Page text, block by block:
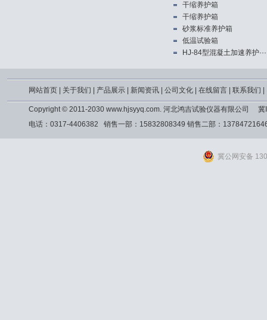
干缩养护箱
干缩养护箱
砂浆标准养护箱
低温试验箱
HJ-84型混凝土加速养护···
网站首页| 关于我们 产品展示| 新闻资讯| 公司文化| 在线留言| 联系我们
Copyright © 2011-2030 www.hjsyyq.com. 河北鸿吉试验仪器有限公司
冀
电话：0317-4406382 销售一部：15832808349 销售二部：
冀公网安备